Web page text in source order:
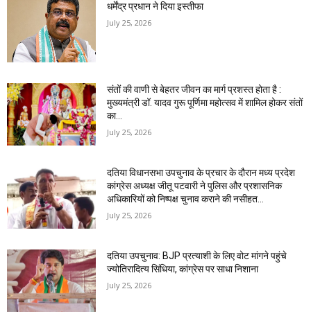
धर्मेंद्र प्रधान ने दिया इस्तीफा
July 25, 2026
संतों की वाणी से बेहतर जीवन का मार्ग प्रशस्त होता है :
मुख्यमंत्री डॉ. यादव गुरू पूर्णिमा महोत्सव में शामिल होकर संतों
का...
July 25, 2026
दतिया विधानसभा उपचुनाव के प्रचार के दौरान मध्य प्रदेश
कांग्रेस अध्यक्ष जीतू पटवारी ने पुलिस और प्रशासनिक
अधिकारियों को निष्पक्ष चुनाव कराने की नसीहत...
July 25, 2026
दतिया उपचुनाव: BJP प्रत्याशी के लिए वोट मांगने पहुंचे
ज्योतिरादित्य सिंधिया, कांग्रेस पर साधा निशाना
July 25, 2026